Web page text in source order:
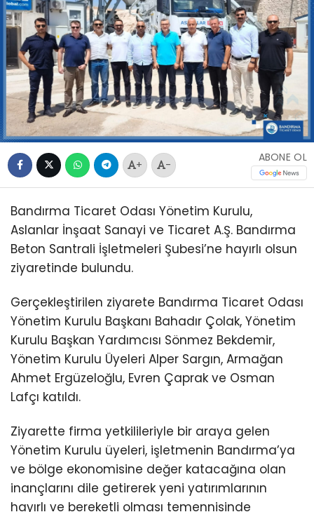
+ -
ABONE OL
Bandırma Ticaret Odası Yönetim Kurulu,
Aslanlar İnşaat Sanayi ve Ticaret A.Ş. Bandırma
Beton Santrali İşletmeleri Şubesi’ne hayırlı olsun
ziyaretinde bulundu.
Gerçekleştirilen ziyarete Bandırma Ticaret Odası
Yönetim Kurulu Başkanı Bahadır Çolak, Yönetim
Kurulu Başkan Yardımcısı Sönmez Bekdemir,
Yönetim Kurulu Üyeleri Alper Sargın, Armağan
Ahmet Ergüzeloğlu, Evren Çaprak ve Osman
Lafçı katıldı.
Ziyarette firma yetkilileriyle bir araya gelen
Yönetim Kurulu üyeleri, işletmenin Bandırma’ya
ve bölge ekonomisine değer katacağına olan
inançlarını dile getirerek yeni yatırımlarının
hayırlı ve bereketli olması temennisinde